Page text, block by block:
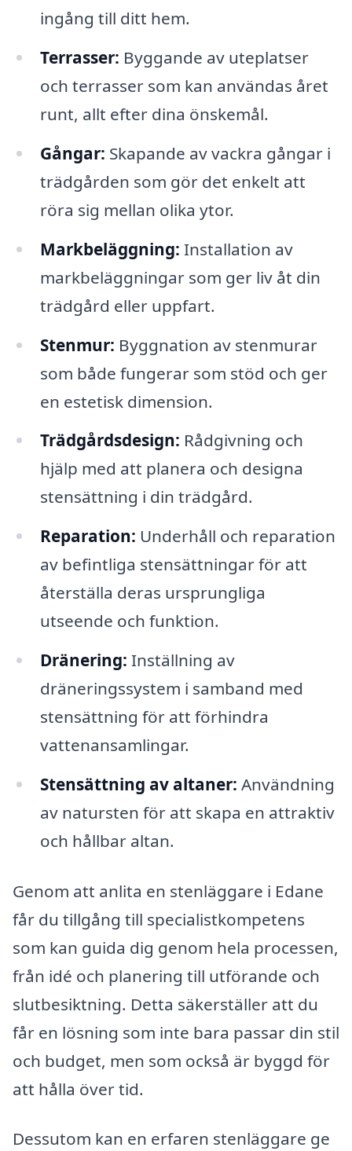
ingång till ditt hem.
Terrasser: Byggande av uteplatser
och terrasser som kan användas året
runt, allt efter dina önskemål.
Gångar: Skapande av vackra gångar i
trädgården som gör det enkelt att
röra sig mellan olika ytor.
Markbeläggning: Installation av
markbeläggningar som ger liv åt din
trädgård eller uppfart.
Stenmur: Byggnation av stenmurar
som både fungerar som stöd och ger
en estetisk dimension.
Trädgårdsdesign: Rådgivning och
hjälp med att planera och designa
stensättning i din trädgård.
Reparation: Underhåll och reparation
av befintliga stensättningar för att
återställa deras ursprungliga
utseende och funktion.
Dränering: Inställning av
dräneringssystem i samband med
stensättning för att förhindra
vattenansamlingar.
Stensättning av altaner: Användning
av natursten för att skapa en attraktiv
och hållbar altan.
Genom att anlita en stenläggare i Edane
får du tillgång till specialistkompetens
som kan guida dig genom hela processen,
från idé och planering till utförande och
slutbesiktning. Detta säkerställer att du
får en lösning som inte bara passar din stil
och budget, men som också är byggd för
att hålla över tid.
Dessutom kan en erfaren stenläggare ge